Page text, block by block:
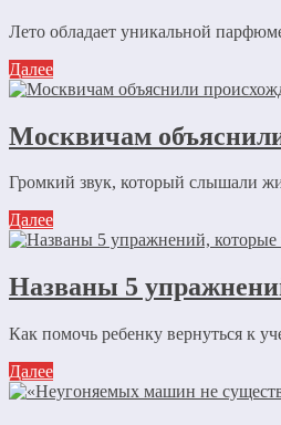
Лето обладает уникальной
Далее
Москвичам
Громкий звук, который слышали
Далее
Названы 5
Как помочь ребенку вернуться к
Далее